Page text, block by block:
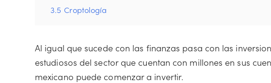
3.5 Croptología
Al igual que sucede con las finanzas pasa con las
estudiosos del sector que cuentan con millones en sus
mexicano puede comenzar a invertir.